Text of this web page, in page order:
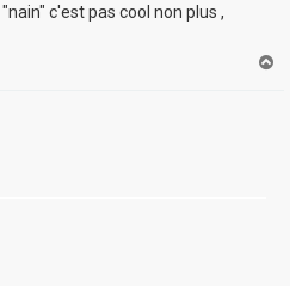
c'est pas cool non plus ,